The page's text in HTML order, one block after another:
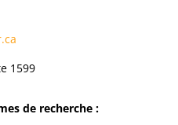
1599
de recherche :